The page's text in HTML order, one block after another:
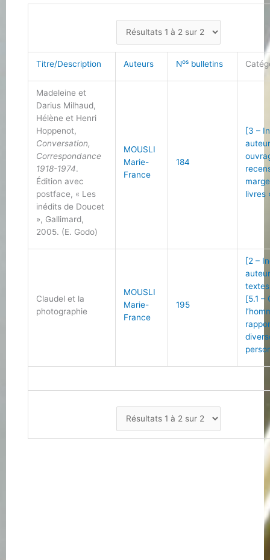
Titre/Description Auteurs Nos bulletins
Madeleine et
Darius Milhaud,
Hélène et Henri
Hoppenot,
Conversation,
Correspondance
1918-1974.
Édition avec
postface, « Les
inédits de Doucet
», Gallimard,
2005. (E. Godo)
MOUSLI
Marie-
France
184
[3 –
livres
Claudel et la
photographie
MOUSLI
Marie-
France
195
[2 –
[5.1 –